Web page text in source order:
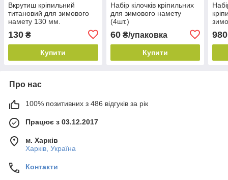
Вкрутиш кріпильний
титановий для зимового
намету 130 мм.
130 ₴
Купити
Набір кілочків кріпильних
для зимового намету
(4шт.)
60₴/упаковка
Купити
980
Про нас
100% позитивних з 486 відгуків за рік
Працює з 03.12.2017
м. Харків
Харків, Україна
Контакти